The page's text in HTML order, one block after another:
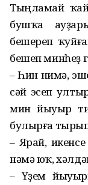
Тыңламай
бушҡа
бешереп
бешеп минһеҙ
– Һин нимә,
сәй эсеп
мин йыуыр
булырға
– Ярай,
нәмә юҡ,
– Үҙем